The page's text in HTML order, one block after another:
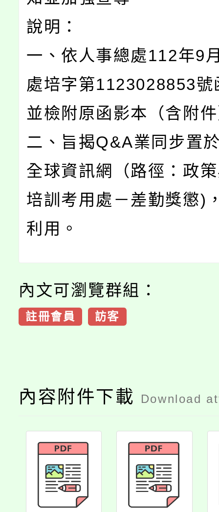
說明：
一、依人事總處112年9
處培字第1123028853號
並檢附原函影本（含附
二、旨揭Q&A業同步置
全球資訊網（路徑：政
培訓考用處－差勤獎懲)
利用。
內文可瀏覽群組：
註冊會員 訪客
內容附件下載 Download